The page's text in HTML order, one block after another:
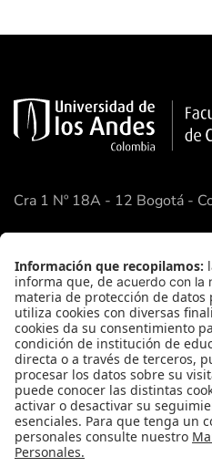
Cra 1 Nº 18A - 12 Bogotá -
Enlaces Rápidos
Facultad de Ciencias
Academia de Ciencias
FAQ
Contacto